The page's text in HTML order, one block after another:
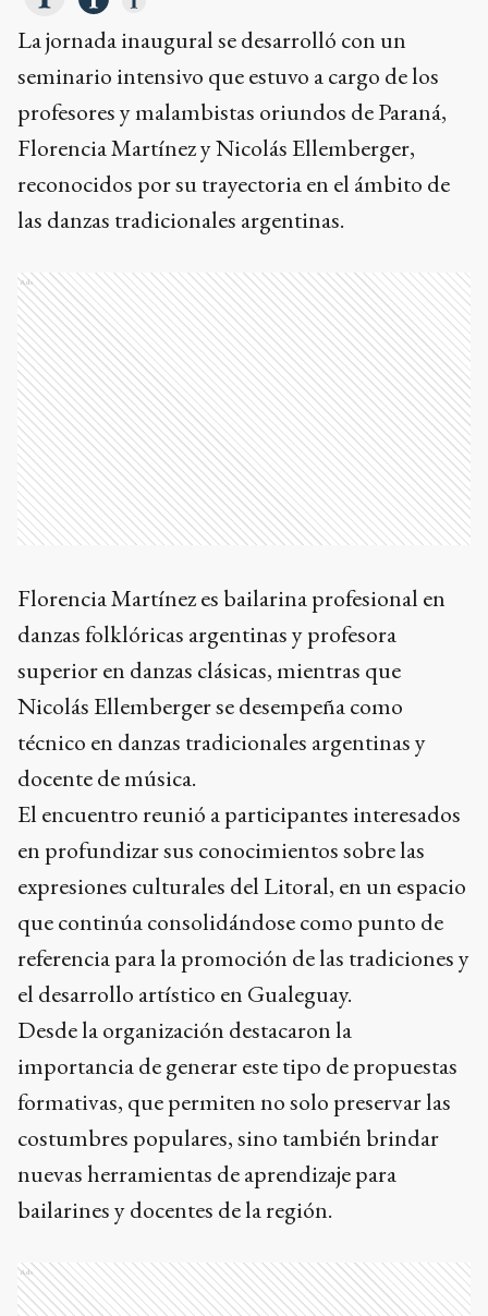
La jornada inaugural se desarrolló con un
seminario intensivo que estuvo a cargo de los
profesores y malambistas oriundos de Paraná,
Florencia Martínez y Nicolás Ellemberger,
reconocidos por su trayectoria en el ámbito de
las danzas tradicionales argentinas.
Ads
Florencia Martínez es bailarina profesional en
danzas folklóricas argentinas y profesora
superior en danzas clásicas, mientras que
Nicolás Ellemberger se desempeña como
técnico en danzas tradicionales argentinas y
docente de música.
El encuentro reunió a participantes interesados
en profundizar sus conocimientos sobre las
expresiones culturales del Litoral, en un espacio
que continúa consolidándose como punto de
referencia para la promoción de las tradiciones y
el desarrollo artístico en Gualeguay.
Desde la organización destacaron la
importancia de generar este tipo de propuestas
formativas, que permiten no solo preservar las
costumbres populares, sino también brindar
nuevas herramientas de aprendizaje para
bailarines y docentes de la región.
Ads